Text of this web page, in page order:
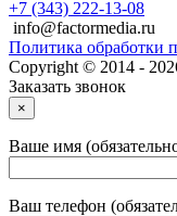
+7 (343) 222-13-08
info@factormedia.ru
Политика обработки
Copyright © 2014 -
Заказать звонок
×
Ваше имя
Ваш телефон